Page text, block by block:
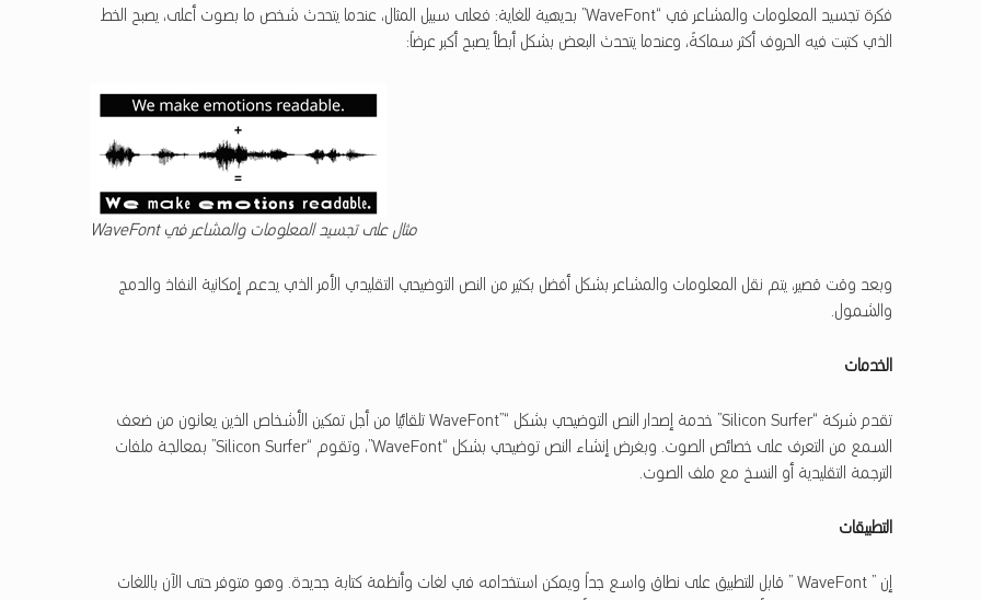
فكرة تجسيد المعلومات والمشاعر في “WaveFont” بديهية للغاية: فعلى سبيل المثال، عندما يتحدث شخص ما بصوت أعلى، يصبح الخط
الذي كتبت فيه الحروف أكثر سماكةً، وعندما يتحدث البعض بشكل أبطأ يصبح أكبر عرضاً:
مثال على تجسيد المعلومات والمشاعر في WaveFont
وبعد وقت قصير، يتم نقل المعلومات والمشاعر بشكل أفضل بكثير من النص التوضيحي التقليدي الأمر الذي يدعم إمكانية النفاذ والدمج
والشمول.
الخدمات
تقدم شركة “Silicon Surfer” خدمة إصدار النص التوضيحي بشكل “”WaveFont تلقائيًا من أجل تمكين الأشخاص الذين يعانون من ضعف
السمع من التعرف على خصائص الصوت. وبغرض إنشاء النص توضيحي بشكل “WaveFont”، وتقوم “Silicon Surfer” بمعالجة ملفات
الترجمة التقليدية أو النسخ مع ملف الصوت.
التطبيقات
إن ” WaveFont ” قابل للتطبيق على نطاق واسع جداً ويمكن استخدامه في لغات وأنظمة كتابة جديدة. وهو متوفر حتى الآن باللغات